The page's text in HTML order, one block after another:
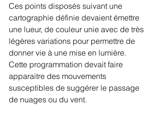
Ces points disposés suivant une
cartographie définie devaient émettre
une lueur, de couleur unie avec de très
légères variations pour permettre de
donner vie à une mise en lumière.
Cette programmation devait faire
apparaitre des mouvements
susceptibles de suggérer le passage
de nuages ou du vent.